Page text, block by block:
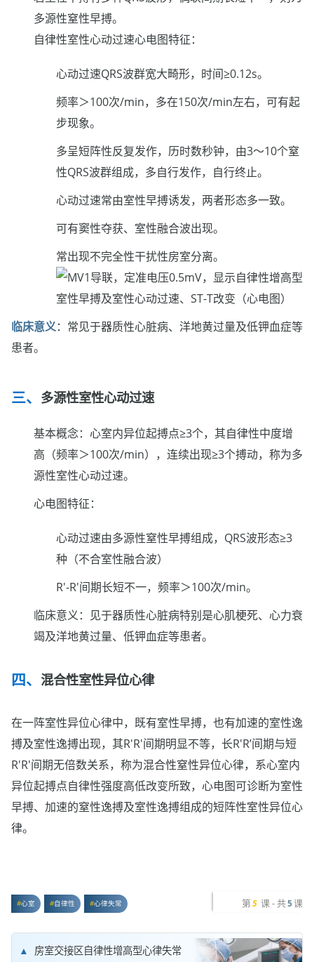
多源性窒性早搏。
自律性室性心动过速心电图特征：
心动过速QRS波群宽大畸形，时间≥0.12s。
频率＞100次/min，多在150次/min左右，可有起
步现象。
多呈短阵性反复发作，历时数秒钟，由3～10个窒
性QRS波群组成，多自行发作，自行终止。
心动过速常由室性早搏诱发，两者形态多一致。
可有窦性夺获、室性融合波出现。
常出现不完全性干扰性房室分离。
临床意义：常见于器质性心脏病、洋地黄过量及低钾血症等
患者。
多源性室性心动过速
基本概念：心室内异位起搏点≥3个，其自律性中度增
高（频率＞100次/min），连续出现≥3个搏动，称为多
源性室性心动过速。
心电图特征：
心动过速由多源性窒性早搏组成，QRS波形态≥3
种（不合室性融合波）
R'-R'间期长短不一，频率＞100次/min。
临床意义：见于器质性心脏病特别是心肌梗死、心力衰
竭及洋地黄过量、低钾血症等患者。
混合性室性异位心律
在一阵室性异位心律中，既有室性早搏，也有加速的室性逸
搏及室性逸搏出现，其R'R'间期明显不等，长R'R’间期与短
R'R'间期无倍数关系，称为混合性窒性异位心律，系心室内
异位起搏点自律性强度高低改变所致，心电图可诊断为室性
早搏、加速的窒性逸搏及室性逸搏组成的短阵性室性异位心
律。
心室 自律性 心律失常 第 5 课 - 共5课
房室交接区自律性增高型心律失常